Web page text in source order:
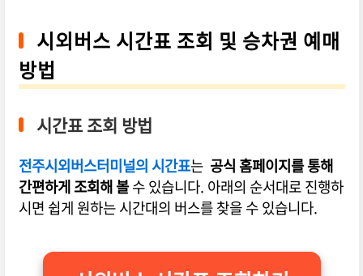
시외버스 시간표 조회 및 승차권 예매
방법
시간표 조회 방법
전주시외버스터미널의 시간표는 공식 홈페이지를 통해
간편하게 조회해 볼수 있습니다. 아래의 순서대로 진행하
시면 쉽게 원하는 시간대의 버스를 찾을 수 있습니다.